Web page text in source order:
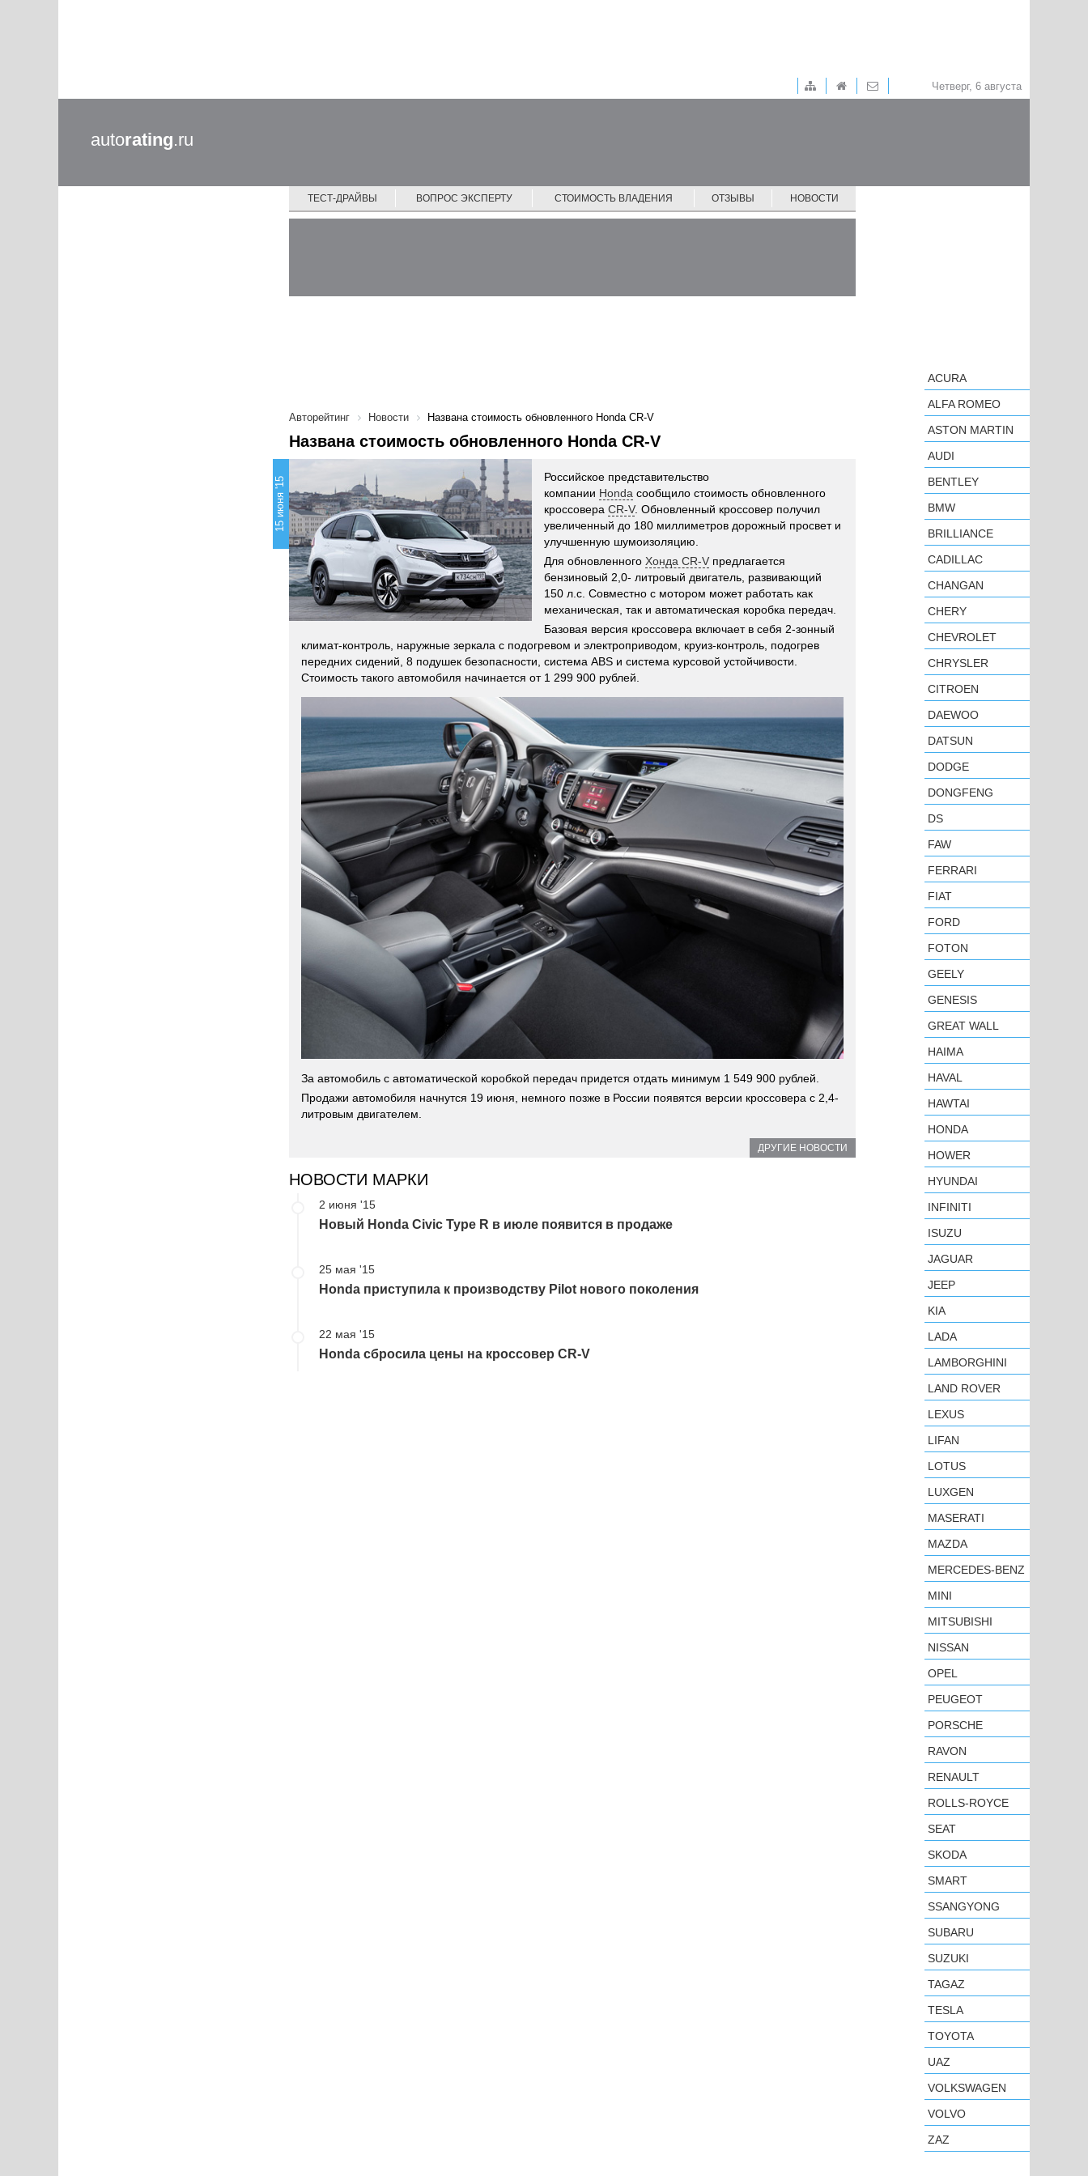
Четверг, 6 августа
autorating.ru
ТЕСТ-ДРАЙВЫ ВОПРОС ЭКСПЕРТУ СТОИМОСТЬ ВЛАДЕНИЯ ОТЗЫВЫ НОВОСТИ
Авторейтинг Новости Названа стоимость обновленного Honda CR-V
Названа стоимость обновленного Honda CR-V
15 июня '15
Российское представительство
компании Honda сообщило стоимость обновленного
кроссовера CR-V. Обновленный кроссовер получил
увеличенный до 180 миллиметров дорожный просвет и
улучшенную шумоизоляцию.
Для обновленного Хонда CR-V предлагается
бензиновый 2,0- литровый двигатель, развивающий
150 л.с. Совместно с мотором может работать как
механическая, так и автоматическая коробка передач.
Базовая версия кроссовера включает в себя 2-зонный
климат-контроль, наружные зеркала с подогревом и электроприводом, круиз-контроль, подогрев
передних сидений, 8 подушек безопасности, система ABS и система курсовой устойчивости.
Стоимость такого автомобиля начинается от 1 299 900 рублей.
За автомобиль с автоматической коробкой передач придется отдать минимум 1 549 900 рублей.
Продажи автомобиля начнутся 19 июня, немного позже в России появятся версии кроссовера с 2,4-
литровым двигателем.
ДРУГИЕ НОВОСТИ
НОВОСТИ МАРКИ
2 июня '15
Новый Honda Civic Type R в июле появится в продаже
25 мая '15
Honda приступила к производству Pilot нового поколения
22 мая '15
Honda сбросила цены на кроссовер CR-V
ACURA
ALFA ROMEO
ASTON MARTIN
AUDI
BENTLEY
BMW
BRILLIANCE
CADILLAC
CHANGAN
CHERY
CHEVROLET
CHRYSLER
CITROEN
DAEWOO
DATSUN
DODGE
DONGFENG
DS
FAW
FERRARI
FIAT
FORD
FOTON
GEELY
GENESIS
GREAT WALL
HAIMA
HAVAL
HAWTAI
HONDA
HOWER
HYUNDAI
INFINITI
ISUZU
JAGUAR
JEEP
KIA
LADA
LAMBORGHINI
LAND ROVER
LEXUS
LIFAN
LOTUS
LUXGEN
MASERATI
MAZDA
MERCEDES-BENZ
MINI
MITSUBISHI
NISSAN
OPEL
PEUGEOT
PORSCHE
RAVON
RENAULT
ROLLS-ROYCE
SEAT
SKODA
SMART
SSANGYONG
SUBARU
SUZUKI
TAGAZ
TESLA
TOYOTA
UAZ
VOLKSWAGEN
VOLVO
ZAZ